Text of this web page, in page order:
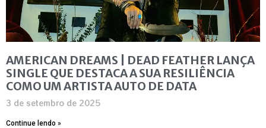
AMERICAN DREAMS | DEAD FEATHER LANÇA
SINGLE QUE DESTACA A SUA RESILIÊNCIA
COMO UM ARTISTA AUTO DE DATA
3 de setembro de 2025
Continue lendo »